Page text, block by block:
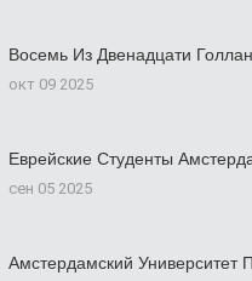
Восемь Из Двенадцати
окт 09 2025
Еврейские Студенты
сен 05 2025
Амстердамский